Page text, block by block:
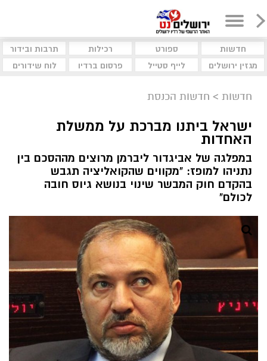
חדשות ספורט רכילות
תרבות ובידור
מגזין ירושלים
לייף סטייל פרסום ברדיו לוח שידורים
חדשות > חדשות הכנסת
ישראל ביתנו מברכת על ממשלת
האחדות
במפלגה של אביגדור ליברמן מרוצים מההסכם בין
נתניהו למופז: "מקווים שהקואליציה תגבש
בהקדם חוק המבשר שינוי בנושא גיוס חובה
לכולם"